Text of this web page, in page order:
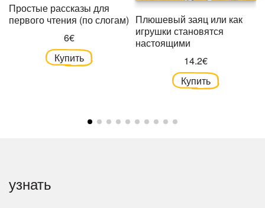
Простые рассказы для
первого чтения (по слогам)
6€
Купить
Плюшевый заяц или как
игрушки становятся
настоящими
14.2€
Купить
узнать